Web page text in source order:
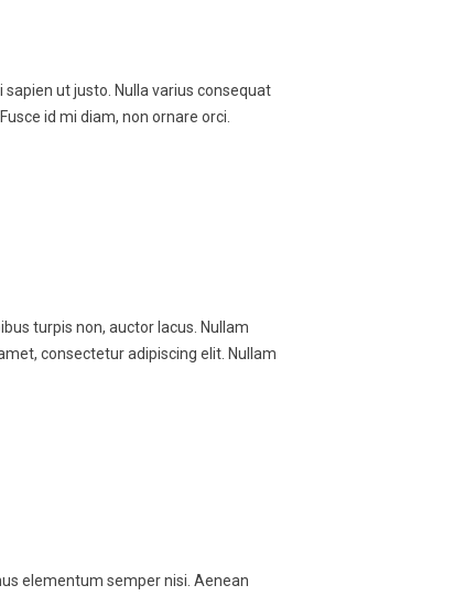
ut justo. Nulla varius consequat
id mi diam, non ornare orci.
turpis non, auctor lacus. Nullam
consectetur adipiscing elit. Nullam
elementum semper nisi. Aenean